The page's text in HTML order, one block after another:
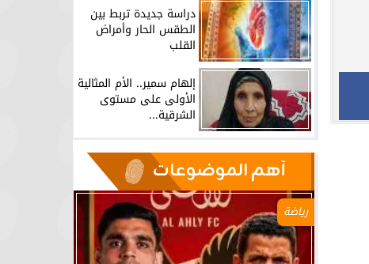
دراسة جديدة تربط بين
الطقس الحار وأمراض
القلب
إلهام سمير.. الأم المثالية
الأولى على مستوى
الشرقية...
آهم الموضوعات
رياضة